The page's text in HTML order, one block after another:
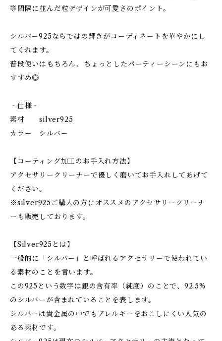
等間隔に並んだ粒デザインが可愛さのポイント。
シルバー925ならではの輝きがコーディネートを華やかにし
てくれます。
普段使いはもちろん、ちょっとしたパーティーシーンにもお
すすめ◎
‐仕様‐
素材 silver925
カラー シルバー
【コーティング加工のお手入れ方法】
アクセサリークリーナーで優しく磨いてお手入れしてあげて
ください。
※silver925ご購入の方にオススメのアクセサリークリーナ
ーも販売しております。
【Silver925とは】
一般的に「シルバー」と呼ばれるアクセサリーで使われてい
る素材のことを言います。
この925という数字は銀の含有率（純度）のことで、92.5%
のシルバーが含まれていることを表します。
シルバーは貴金属の中でもアレルギーをおこしにくい人気の
ある素材です。